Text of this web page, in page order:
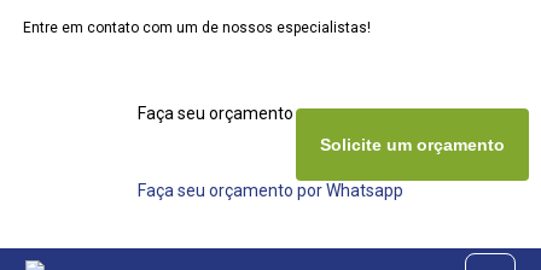
Entre em contato com um de nossos especialistas!
Faça seu orçamento agora mesmo
Faça seu orçamento por Whatsapp
Solicite um orçamento